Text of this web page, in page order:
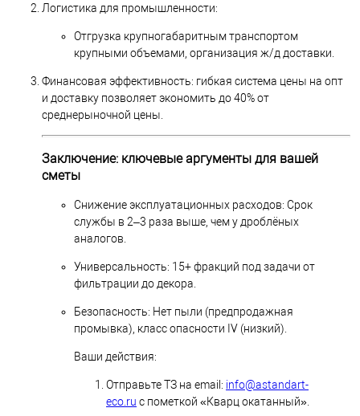
Логистика для промышленности:
Отгрузка крупногабаритным транспортом
крупными объемами, организация ж/д доставки.
Финансовая эффективность: гибкая система цены на опт
и доставку позволяет экономить до 40% от
среднерыночной цены.
Заключение: ключевые аргументы для вашей
сметы
Снижение эксплуатационных расходов: Срок
службы в 2–3 раза выше, чем у дроблёных
аналогов.
Универсальность: 15+ фракций под задачи от
фильтрации до декора.
Безопасность: Нет пыли (предпродажная
промывка), класс опасности IV (низкий).
Ваши действия:
Отправьте ТЗ на email: info@astandart-
eco.ru с пометкой «Кварц окатанный».